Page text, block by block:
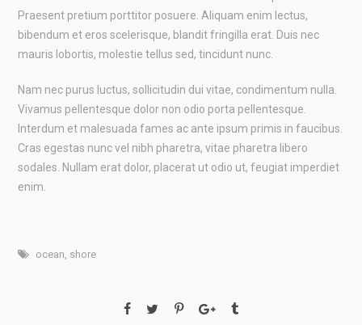
Praesent pretium porttitor posuere. Aliquam enim lectus,
bibendum et eros scelerisque, blandit fringilla erat. Duis nec
mauris lobortis, molestie tellus sed, tincidunt nunc.
Nam nec purus luctus, sollicitudin dui vitae, condimentum nulla.
Vivamus pellentesque dolor non odio porta pellentesque.
Interdum et malesuada fames ac ante ipsum primis in faucibus.
Cras egestas nunc vel nibh pharetra, vitae pharetra libero
sodales. Nullam erat dolor, placerat ut odio ut, feugiat imperdiet
enim.
ocean, shore